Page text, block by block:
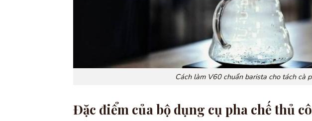
Cách làm V60 chuẩn barista cho tách cà
Đặc điểm của bộ dụng cụ pha chế thủ